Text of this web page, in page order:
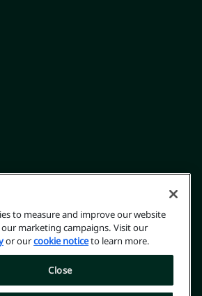
to measure and improve our website
marketing campaigns. Visit our
or ourcookie noticeto learn more.
Close